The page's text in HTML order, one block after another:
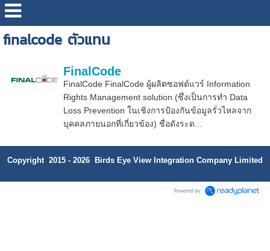
finalcode ตัวแทน
FinalCode
FinalCode FinalCode ผู้ผลิตซอฟต์แวร์ Information
Rights Management solution (ซึ่งเป็นการทำ Data
Loss Prevention ในเชิงการป้องกันข้อมูลรั่วไหลจาก
บุคคลภายนอกที่เกี่ยวข้อง) ชื่อดังระด...
Copyright 2015 - 2026 Birds Eye View Integration Company Limited